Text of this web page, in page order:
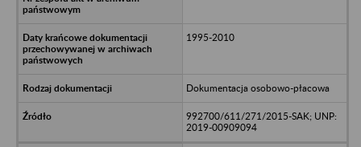
1995-2010
Dokumentacja osobowo-płacowa
992700/611/271/2015-SAK; UNP:
2019-00909094